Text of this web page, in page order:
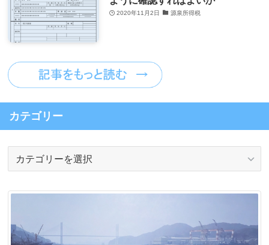
2020年11月2日 源泉所得税
カテゴリー
リ